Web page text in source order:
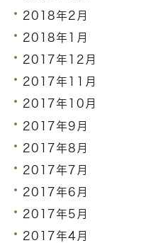
2018年2月
2018年1月
2017年12月
2017年11月
2017年10月
2017年9月
2017年8月
2017年7月
2017年6月
2017年5月
2017年4月